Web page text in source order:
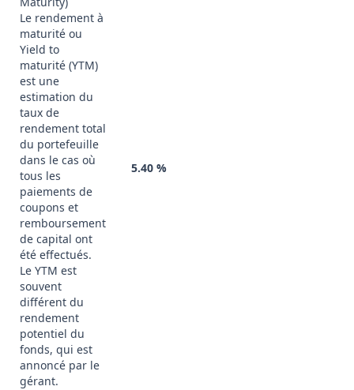
Le rendement à
maturité ou
Yield to
maturité (YTM)
est une
estimation du
taux de
rendement total
du portefeuille
dans le cas où
tous les
paiements de
coupons et
remboursement
de capital ont
été effectués.
Le YTM est
souvent
différent du
rendement
potentiel du
fonds, qui est
annoncé par le
gérant.
5.40 %